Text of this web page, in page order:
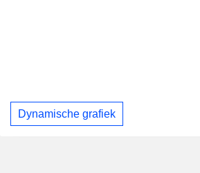
Dynamische grafiek